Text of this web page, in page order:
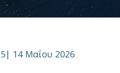
14 Μαΐου 2026